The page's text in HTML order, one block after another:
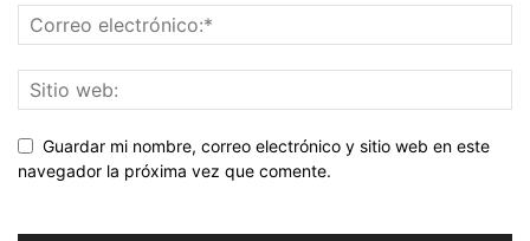
Guardar mi nombre, correo electrónico y sitio web en este
navegador la próxima vez que comente.